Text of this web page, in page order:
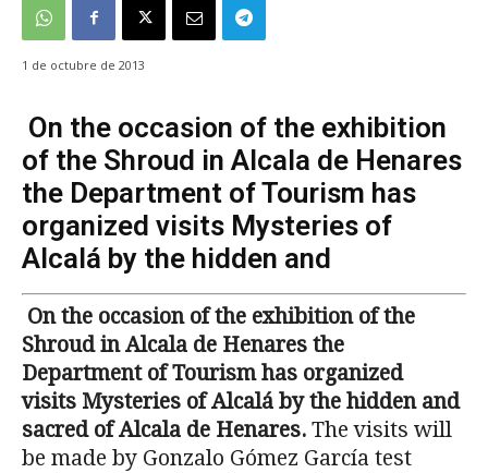
1 de octubre de 2013
On the occasion of the exhibition
of the Shroud in Alcala de Henares
the Department of Tourism has
organized visits Mysteries of
Alcalá by the hidden and
On the occasion of the exhibition of the
Shroud in Alcala de Henares the
Department of Tourism has organized
visits Mysteries of Alcalá by the hidden and
sacred of Alcala de Henares. The visits will
be made by Gonzalo Gómez García test